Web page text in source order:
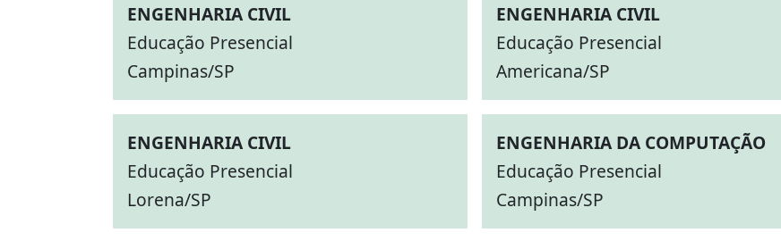
ENGENHARIA CIVIL
Educação Presencial
Campinas/SP
ENGENHARIA CIVIL
Educação Presencial
Americana/SP
ENGENHARIA CIVIL
Educação Presencial
Lorena/SP
ENGENHARIA DA COMPUTAÇÃO
Educação Presencial
Campinas/SP